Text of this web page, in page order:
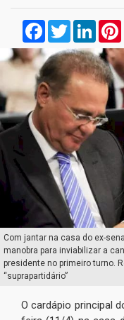
FacebookTwitter
Com jantar na casa do ex-
manobra para inviabilizar a
presidente no primeiro turno.
“suprapartidário”
O cardápio principal